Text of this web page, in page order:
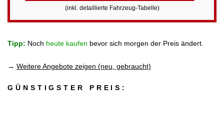
(inkl. detaillierte Fahrzeug-Tabelle)
Tipp: Noch heute kaufen bevor sich morgen der Preis ändert.
→ Weitere Angebote zeigen (neu, gebraucht)
GÜNSTIGSTER PREIS: